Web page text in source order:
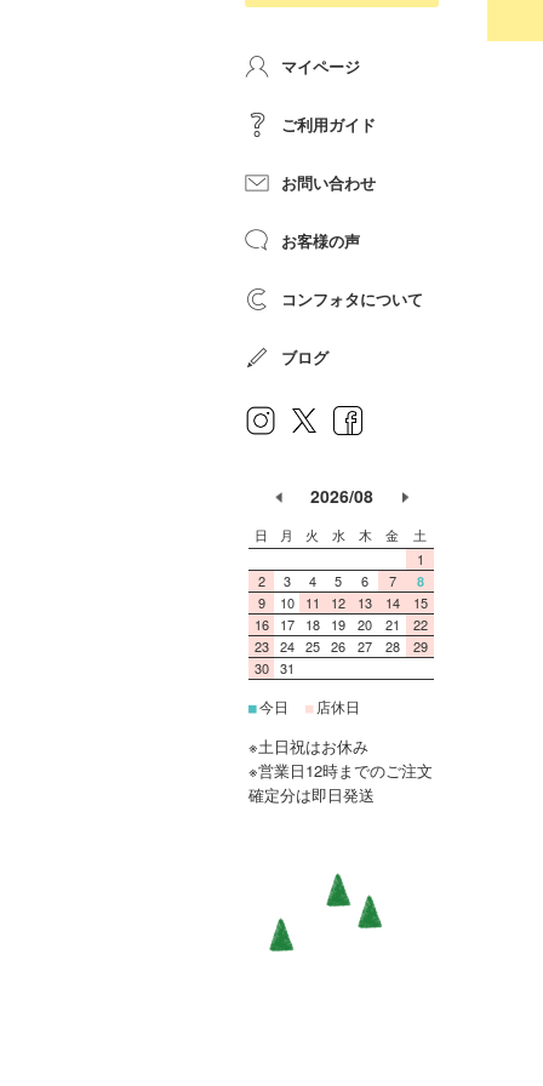
マイページ
ご利用ガイド
お問い合わせ
お客様の声
コンフォタについて
ブログ
2026/08
日 月 火 水 木 金
土
1
2
3 4 5 6 7 8
9 10 11 12 13 14
15
16
17 18 19 20 21
22
23 24 25 26 27 28
29
30 31
■今日 ■ 店休日
※土日祝はお休み
※営業日12時までのご注文
確定分は即日発送